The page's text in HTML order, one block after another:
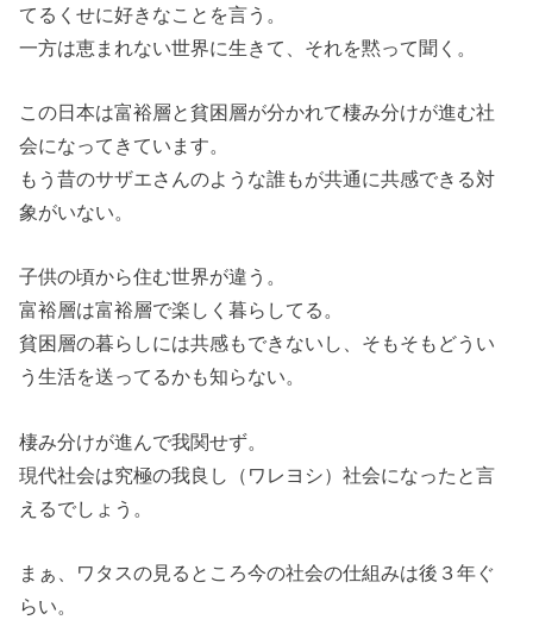
てるくせに好きなことを言う。
一方は恵まれない世界に生きて、それを黙って聞く。
この日本は富裕層と貧困層が分かれて棲み分けが進む社
会になってきています。
もう昔のサザエさんのような誰もが共通に共感できる対
象がいない。
子供の頃から住む世界が違う。
富裕層は富裕層で楽しく暮らしてる。
貧困層の暮らしには共感もできないし、そもそもどうい
う生活を送ってるかも知らない。
棲み分けが進んで我関せず。
現代社会は究極の我良し（ワレヨシ）社会になったと言
えるでしょう。
まぁ、ワタスの見るところ今の社会の仕組みは後３年ぐ
らい。